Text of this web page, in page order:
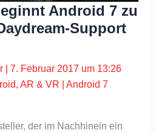
Android 7 zu
Support
|7. Februar 2017 um 13:26
,AR & VR |Android 7
der im Nachhinein ein